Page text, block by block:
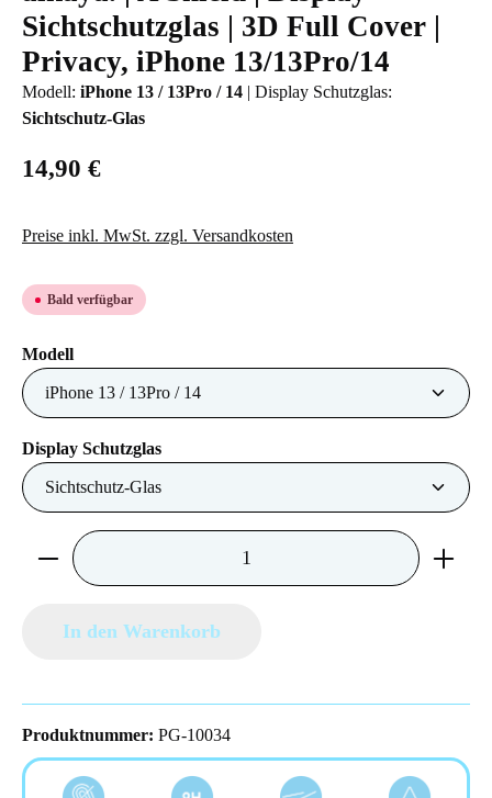
Sichtschutzglas | 3D Full Cover |
Privacy, iPhone 13/13Pro/14
Modell: iPhone 13 / 13Pro / 14 | Display Schutzglas:
Sichtschutz-Glas
14,90 €
Preise inkl. MwSt. zzgl. Versandkosten
Bald verfügbar
Modellauswählen
Display Schutzglasauswählen
Produkt Anzahl: Gib den gewünschten Wert
In den Warenkorb
Produktnummer: PG-10034